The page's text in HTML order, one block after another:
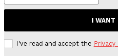
I WANT
I've read and accept the Privacy